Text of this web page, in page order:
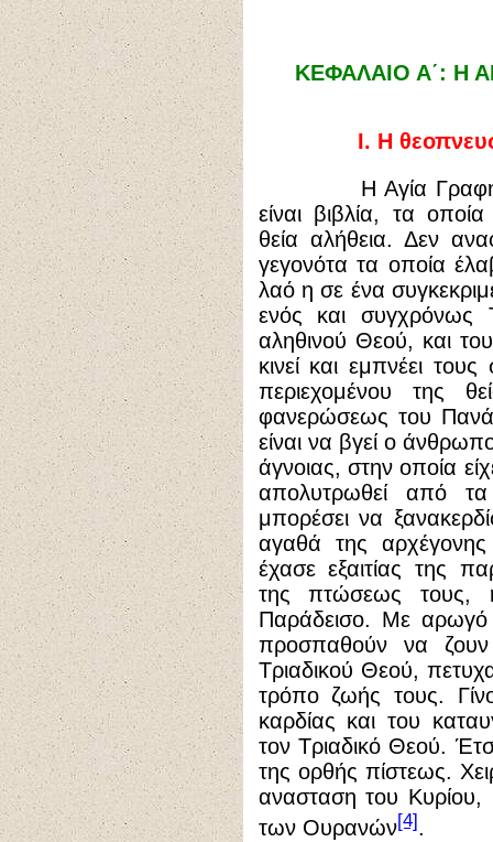
ΚΕΦΑΛΑΙΟ Α΄: Η
Ι. Η
Η Αγία Γραφή, η
είναι βιβλία, τα
θεία αλήθεια. Δεν
γεγονότα τα οποία
λαό η σε ένα
ενός και συγχρόνως
αληθινού Θεού, και
κινεί και εμπνέει
περιεχομένου της
φανερώσεως του
είναι να βγεί ο
άγνοιας, στην οποία
απολυτρωθεί από
μπορέσει να
αγαθά της
έχασε εξαιτίας της
της πτώσεως τους, η
Παράδεισο. Με αρωγό
προσπαθούν να
Τριαδικού Θεού,
τρόπο ζωής τους.
καρδίας και του
τον Τριαδικό Θεού.
της ορθής πίστεως.
ανασταση του Κυρίου,
των Ουρανών[4] .